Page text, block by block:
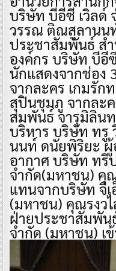
บริษัท บีอีซี เวิลด์
วรรณ ติณสูลานน
ประชาสัมพันธ์ ส
องค์กร บริษัท บีอี
นักแสดงจากช่อง
จากละคร เกมรัก
สุปินชุมภู จากละ
สมพันธ์ จารุมิลิน
บริหาร บริษัท ท
นนท์ ดนัยพิริยะ ผู้
อากาศ บริษัท ทริ
จำกัด(มหาชน) คุ
แทนจากบริษัท จี
(มหาชน) คุณรงว
ฝ่ายประชาสัมพัน
จำกัด (มหาชน) เ